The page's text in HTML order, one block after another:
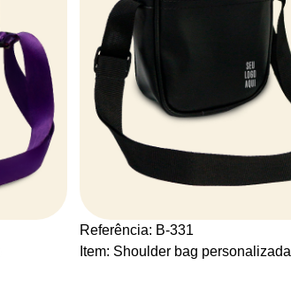
Referência: B-331
Item: Shoulder bag personalizada